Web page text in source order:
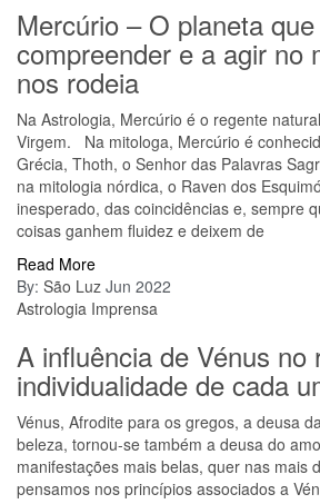
Mercúrio – O planeta
compreender e a agir no
nos rodeia
Na Astrologia, Mercúrio é o regente
Virgem. Na mitologa, Mercúrio é
Grécia, Thoth, o Senhor das Palavras
na mitologia nórdica, o Raven dos
inesperado, das coincidências e, sempre
coisas ganhem fluidez e deixem de
Read More
By: São Luz Jun 2022
Astrologia Imprensa
A influência de Vénus no
individualidade de cada
Vénus, Afrodite para os gregos, a deusa
beleza, tornou-se também a deusa do
manifestações mais belas, quer nas mais
pensamos nos princípios associados a